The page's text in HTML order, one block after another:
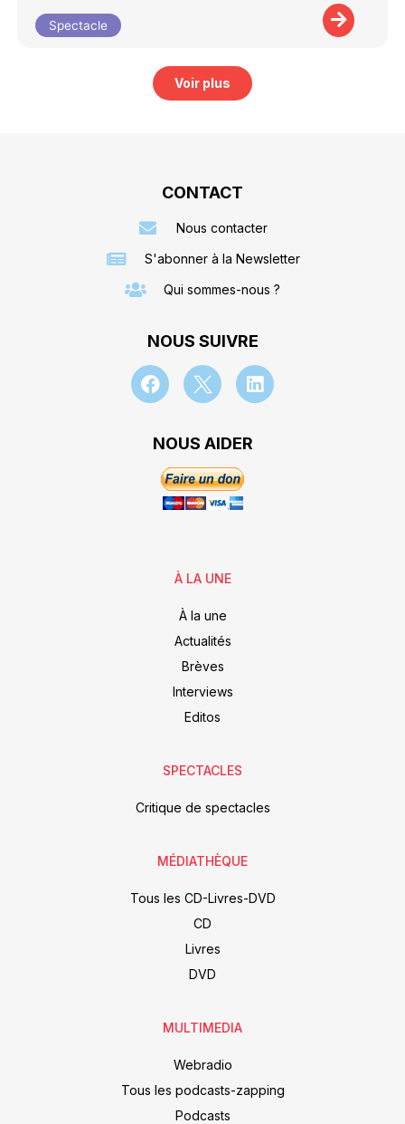
Spectacle
Voir plus
CONTACT
Nous contacter
S'abonner à la Newsletter
Qui sommes-nous ?
NOUS SUIVRE
NOUS AIDER
À LA UNE
À la une
Actualités
Brèves
Interviews
Editos
SPECTACLES
Critique de spectacles
MÉDIATHÈQUE
Tous les CD-Livres-DVD
CD
Livres
DVD
MULTIMEDIA
Webradio
Tous les podcasts-zapping
Podcasts